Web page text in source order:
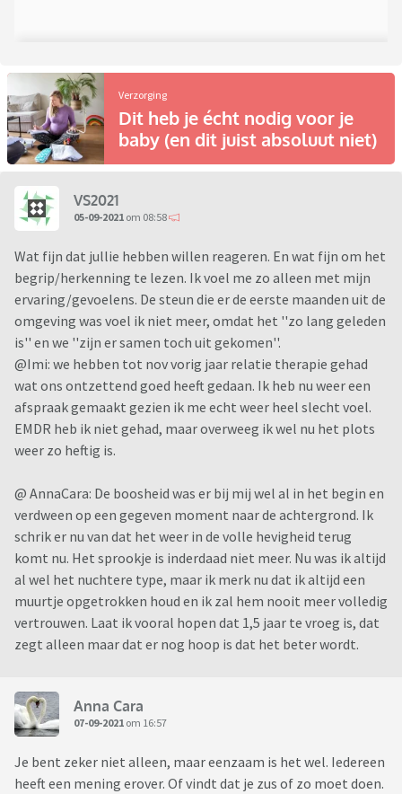
Verzorging
Dit heb je écht nodig voor je
baby (en dit juist absoluut niet)
VS2021
05-09-2021 om 08:58
Wat fijn dat jullie hebben willen reageren. En wat fijn om het
begrip/herkenning te lezen. Ik voel me zo alleen met mijn
ervaring/gevoelens. De steun die er de eerste maanden uit de
omgeving was voel ik niet meer, omdat het ''zo lang geleden
is'' en we ''zijn er samen toch uit gekomen''.
@Imi: we hebben tot nov vorig jaar relatie therapie gehad
wat ons ontzettend goed heeft gedaan. Ik heb nu weer een
afspraak gemaakt gezien ik me echt weer heel slecht voel.
EMDR heb ik niet gehad, maar overweeg ik wel nu het plots
weer zo heftig is.
@ AnnaCara: De boosheid was er bij mij wel al in het begin en
verdween op een gegeven moment naar de achtergrond. Ik
schrik er nu van dat het weer in de volle hevigheid terug
komt nu. Het sprookje is inderdaad niet meer. Nu was ik altijd
al wel het nuchtere type, maar ik merk nu dat ik altijd een
muurtje opgetrokken houd en ik zal hem nooit meer volledig
vertrouwen. Laat ik vooral hopen dat 1,5 jaar te vroeg is, dat
zegt alleen maar dat er nog hoop is dat het beter wordt.
Anna Cara
07-09-2021 om 16:57
Je bent zeker niet alleen, maar eenzaam is het wel. Iedereen
heeft een mening erover. Of vindt dat je zus of zo moet doen.